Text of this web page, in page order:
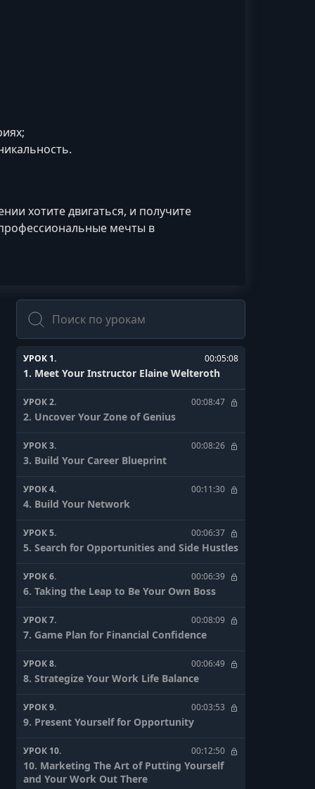
хотите двигаться, и получите
мечты в
Поиск
УРОК 1. 00:05:08
1. Meet Your Instructor Elaine Welteroth
УРОК 2. 00:08:47
2. Uncover Your Zone of Genius
УРОК 3. 00:08:26
3. Build Your Career Blueprint
УРОК 4. 00:11:30
4. Build Your Network
УРОК 5. 00:06:37
5. Search for Opportunities and Side Hustles
УРОК 6. 00:06:39
6. Taking the Leap to Be Your Own Boss
УРОК 7. 00:08:09
7. Game Plan for Financial Confidence
УРОК 8. 00:06:49
8. Strategize Your Work Life Balance
УРОК 9. 00:03:53
9. Present Yourself for Opportunity
УРОК 10. 00:12:50
10. Marketing The Art of Putting Yourself
and Your Work Out There